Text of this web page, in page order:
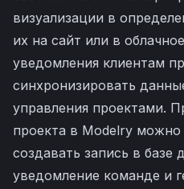
визуализации в
их на сайт или в
уведомления клиентам
синхронизировать
управления проектами.
проекта в Modelry можно
создавать запись в базе
уведомление команде и